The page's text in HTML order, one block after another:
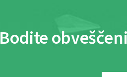
Bodite obveščeni